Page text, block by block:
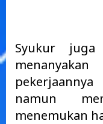
Syukur
namun
menemukan